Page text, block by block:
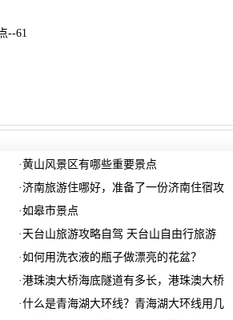
--61
·黄山风景区有哪些重要景点
·济南旅游住哪好，准备了一份济南住宿攻
·如皋市景点
· 天台山旅游攻略自驾 天台山自由行旅游
·如何用洗衣液的瓶子做漂亮的花盆？
·港珠澳大桥海底隧道有多长，港珠澳大桥
·什么是青海湖大环线？青海湖大环线用几